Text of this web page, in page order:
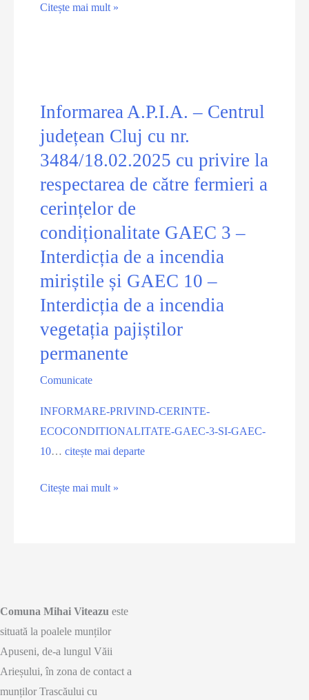
PROIECT
Citește mai mult »
Informarea A.P.I.A. – Centrul
județean Cluj cu nr.
3484/18.02.2025 cu privire la
respectarea de către fermieri a
cerințelor de
condiționalitate GAEC 3 –
Interdicția de a incendia
miriștile și GAEC 10 –
Interdicția de a incendia
vegetația pajiștilor
permanente
Comunicate
INFORMARE-PRIVIND-CERINTE-
ECOCONDITIONALITATE-GAEC-3-SI-GAEC-
10…citește mai departe
Informarea
cu
nr.
3484/18.02.2025 cu
privire
la
Citește mai mult »
Comuna Mihai Viteazu este
situată la poalele munților
Apuseni, de-a lungul Văii
Arieșului, în zona de contact a
munților Trascăului cu